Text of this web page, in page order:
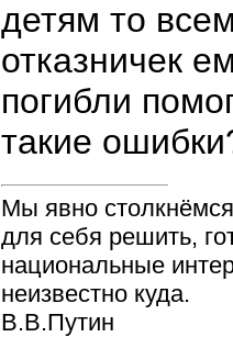
детям то
отказничек
погибли
такие
Мы явно
для себя решить,
национальные
неизвестно куда.
В.В.Путин